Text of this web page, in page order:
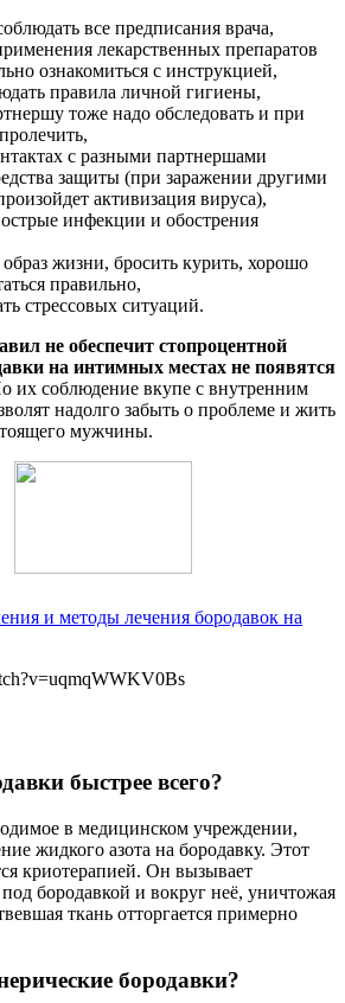
все предписания врача,
лекарственных препаратов
ознакомиться с инструкцией,
правила личной гигиены,
тоже надо обследовать и при
с разными партнершами
защиты (при заражении другими
активизация вируса),
инфекции и обострения
жизни, бросить курить, хорошо
правильно,
стрессовых ситуаций.
не обеспечит стопроцентной
на интимных местах не появятся
их соблюдение вкупе с внутренним
надолго забыть о проблеме и жить
мужчины.
и методы лечения бородавок на
быстрее всего?
в медицинском учреждении,
жидкого азота на бородавку. Этот
криотерапией. Он вызывает
бородавкой и вокруг неё, уничтожая
ткань отторгается примерно
бородавки?